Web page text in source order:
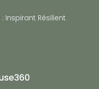
Inspirant Résilient